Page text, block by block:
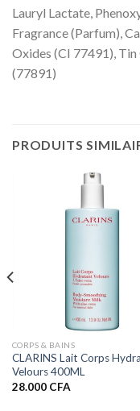
Lauryl Lactate,
Fragrance (Parfum),
Oxides (CI 77491),
(77891)
PRODUITS
CORPS & BAINS
CLARINS Lait Corps
Velours 400ML
28.000 CFA